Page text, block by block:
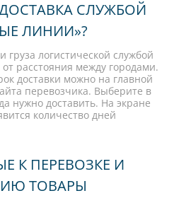
СЛУЖБОЙ
ЛИНИИ»?
логистической службой
расстояния между городами.
доставки можно на главной
перевозчика. Выберите в
нужно доставить. На экране
количество дней
К ПЕРЕВОЗКЕ И
ТОВАРЫ